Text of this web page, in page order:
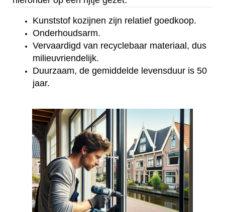
Kunststof kozijnen zijn relatief goedkoop.
Onderhoudsarm.
Vervaardigd van recyclebaar materiaal, dus
milieuvriendelijk.
Duurzaam, de gemiddelde levensduur is 50
jaar.